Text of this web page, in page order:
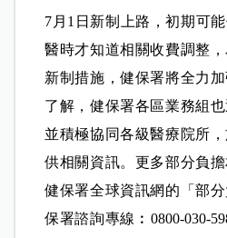
7月1日新制上路，初期可
醫時才知道相關收費調整
新制措施，健保署將全力
了解，健保署各區業務組
並積極協同各級醫療院所
供相關資訊。更多部分負
健保署全球資訊網的「部
保署諮詢專線︰0800-030-